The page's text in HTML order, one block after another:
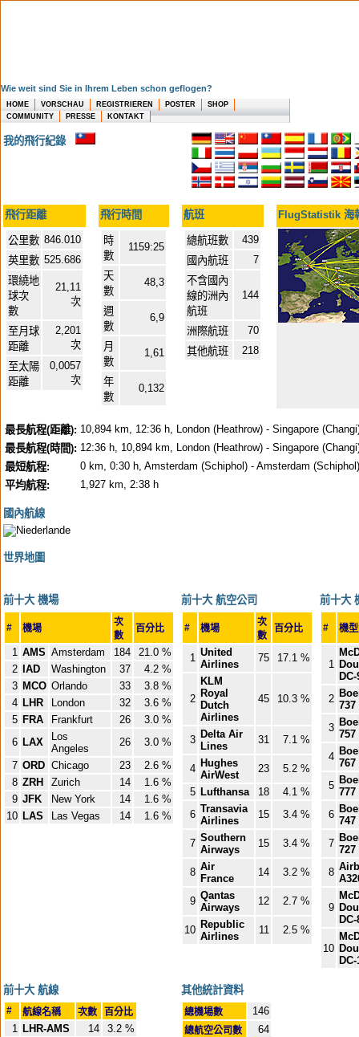
Wie weit sind Sie in Ihrem Leben schon geflogen?
HOME VORSCHAU REGISTRIEREN POSTER
SHOP
COMMUNITY
PRESSE KONTAKT
我的飛行紀錄
飛行距離 飛行時間 航班 FlugStatistik 海
公里數 846.010
英里數 525.686
環繞地
球次
數
21,11
次
至月球
距離
2,201
次
至太陽
距離
0,0057
次
時
數
1159:25
天
數
48,3
週
數
6,9
月
數
1,61
年
數
0,132
總航班數
439
國內航班
7
不含國內
線的洲內
航班
144
洲際航班
70
其他航班
218
最長航程(距離): 10,894 km, 12:36 h, London (Heathrow) - Singapore
最長航程(時間): 12:36 h, 10,894 km, London (Heathrow) - Singapore
最短航程:
0 km, 0:30 h, Amsterdam (Schiphol) - Amsterdam
平均航程:
1,927 km, 2:38 h
國內航線
世界地圖
前十大 機場
# 機場
次
數
百分比
1 AMS Amsterdam 184
21.0 %
2
IAD Washington 37
4.2 %
3 MCO Orlando 33
3.8 %
4 LHR London 32
3.6 %
5 FRA Frankfurt 26
3.0 %
6 LAX
Los
Angeles
26
3.0 %
7 ORD Chicago 23
2.6 %
8 ZRH Zurich 14
1.6 %
9 JFK New York 14
1.6 %
10 LAS Las Vegas 14 1.6 %
前十大 航空公司
# 機場
次
數
百分比
1 United
Airlines
75 17.1 %
2
KLM
Royal
Dutch
Airlines
45 10.3 %
3 Delta Air
Lines
31 7.1 %
4 Hughes
AirWest
23
5.2 %
5 Lufthansa 18
4.1 %
6 Transavia
Airlines
15 3.4 %
7 Southern
Airways
15 3.4 %
8 Air
France
14 3.2 %
9 Qantas
Airways
12 2.7 %
10 Republic
Airlines
11 2.5 %
前十大
# 機
1
DC-
2
737
3
757
4
767
5
777
6
747
7
727
8
9
DC-
10
前十大 航線
# 航線名稱 次數 百分比
1 LHR-AMS 14
3.2 %
其他統計資料
總機場數 146
總航空公司數 64